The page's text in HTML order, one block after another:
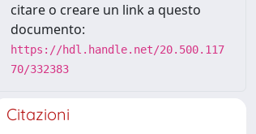
citare o creare un link a questo
documento:
https://hdl.handle.net/20.500.117
70/332383
Citazioni